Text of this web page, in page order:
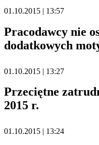
01.10.2015 | 13:57
Pracodawcy nie
dodatkowych
01.10.2015 | 13:27
Przeciętne
2015 r.
01.10.2015 | 13:24